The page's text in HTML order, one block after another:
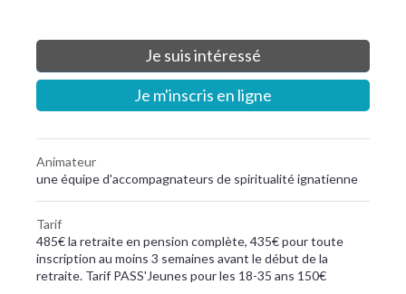
Je suis intéressé
Je m'inscris en ligne
Animateur
une équipe d'accompagnateurs de spiritualité ignatienne
Tarif
485€ la retraite en pension complète, 435€ pour toute
inscription au moins 3 semaines avant le début de la
retraite. Tarif PASS'Jeunes pour les 18-35 ans 150€